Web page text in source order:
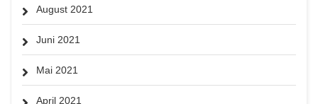
August 2021
Juni 2021
Mai 2021
April 2021